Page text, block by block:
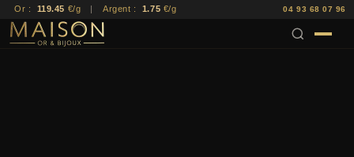
Or : 119.45 €/g | Argent : 1.75 €/g 04 93 68 07 96